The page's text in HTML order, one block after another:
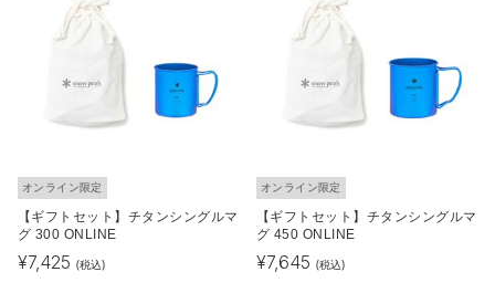
オンライン限定
【ギフトセット】チタンシングルマ
グ 300 ONLINE
¥7,425 (税込)
オンライン限定
【ギフトセット】チタンシングルマ
グ 450 ONLINE
¥7,645 (税込)